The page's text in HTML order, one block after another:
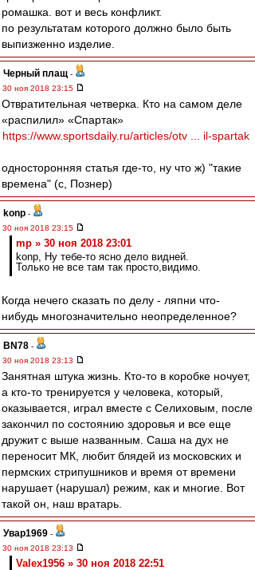
ромашка. вот и весь конфликт.
по результатам которого должно было быть
выпизженно изделие.
Черный плащ -
30 ноя 2018 23:15
Отвратительная четверка. Кто на самом деле
«распилил» «Спартак»
https://www.sportsdaily.ru/articles/otv ... il-spartak
односторонняя статья где-то, ну что ж) "такие
времена" (с, Познер)
konp -
30 ноя 2018 23:15
mp » 30 ноя 2018 23:01
konp, Ну тебе-то ясно дело видней.
Только не все там так просто,видимо.
Когда нечего сказать по делу - ляпни что-
нибудь многозначительно неопределенное?
BN78 -
30 ноя 2018 23:13
Занятная штука жизнь. Кто-то в коробке ночует,
а кто-то тренируется у человека, который,
оказывается, играл вместе с Селиховым, после
закончил по состоянию здоровья и все еще
дружит с выше названным. Саша на дух не
переносит МК, любит блядей из московских и
пермских стрипушников и время от времени
нарушает (нарушал) режим, как и многие. Вот
такой он, наш вратарь.
Увар1969 -
30 ноя 2018 23:13
Valex1956 » 30 ноя 2018 22:51